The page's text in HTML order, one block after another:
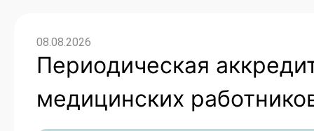
08.08.2026
Периодическая
медицинских